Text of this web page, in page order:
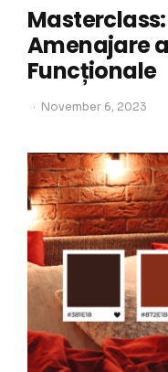
Amenajare
Funcționale
November 6, 2023